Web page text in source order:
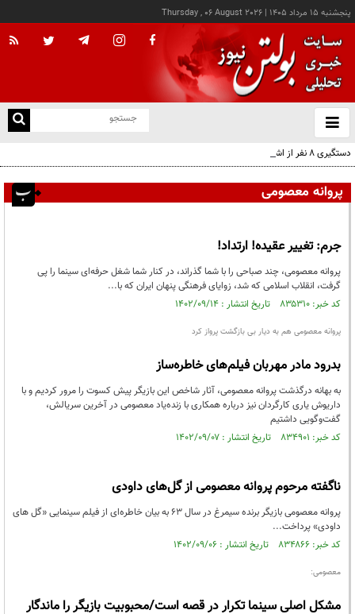
پنجشنبه ۱۵ مرداد ۱۴۰۵ |
Thursday , 06 August 2026
باز
و
دستگیری ۸ نفر از اشرار مسلح شاخص و مرتبطین گروهک‌های تروریستی
پروانه معصومی
جرم: تغییر عقیده! ارتداد!
پروانه معصومی، چند صباحی را با شما گذراند، در کنار شما شغل حرفه‌ای سینما را پی
گرفت، انقلاب اسلامی که شد، زوایای فرهنگی پنهان ایران که با...
کد خبر: ۸۳۵۳۱۰ تاریخ انتشار : ۱۴۰۲/۰۹/۱۴
پروانه معصومی هم به دیار بی بازگشت پرواز کرد
بدرود مادر مهربان فیلم‌های خاطره‌ساز
به بهانه درگذشت پروانه معصومی، آثار شاخص این بازیگر پیش کسوت را مرور کردیم و با
داریوش یاری کارگردان نیز درباره همکاری با زنده‌یاد معصومی در آخرین سریالش،
گفت‌وگویی داشتیم
کد خبر: ۸۳۴۹۰۱ تاریخ انتشار : ۱۴۰۲/۰۹/۰۷
ناگفته مرحوم پروانه معصومی از گل‌های داودی
پروانه معصومی بازیگر برنده سیمرغ در سال ۶۳ به بیان خاطره‌ای از فیلم سینمایی «گل های
داودی» پرداخت...
کد خبر: ۸۳۴۸۶۶ تاریخ انتشار : ۱۴۰۲/۰۹/۰۶
معصومی:
مشکل اصلی سینما تکرار در قصه است/محبوبیت بازیگر را ماندگار